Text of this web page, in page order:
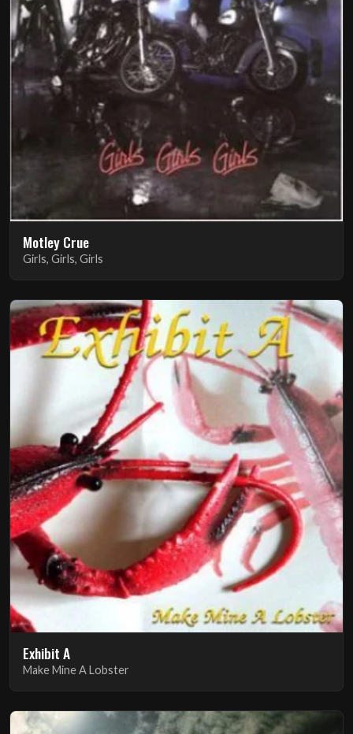
Motley Crue
Girls, Girls, Girls
Exhibit A
Make Mine A Lobster